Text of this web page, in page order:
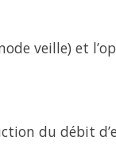
veille) et
du débit